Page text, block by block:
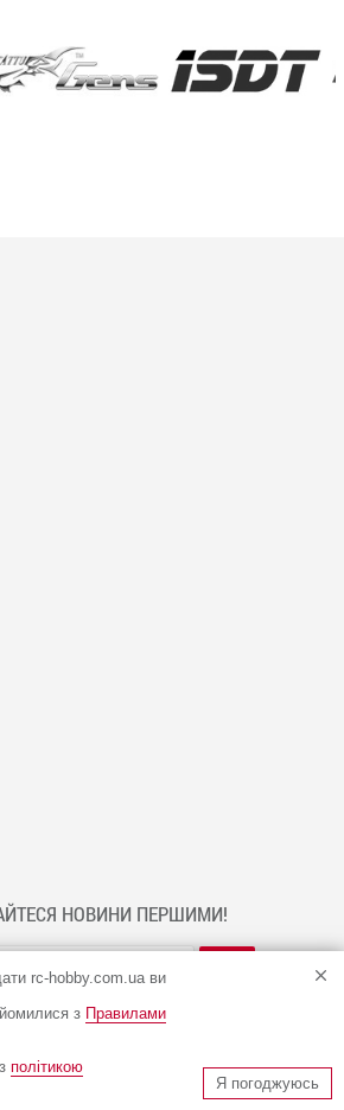
rc-hobby.com.ua ви
з Правилами
політикою
Я погоджуюсь
НОВИНИ ПЕРШИМИ!
магазин RC-HOBBY 2009 - 2026